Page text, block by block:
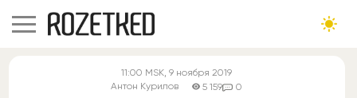
11:00 MSK, 9 ноября 2019
Антон Курилов
5 159 0